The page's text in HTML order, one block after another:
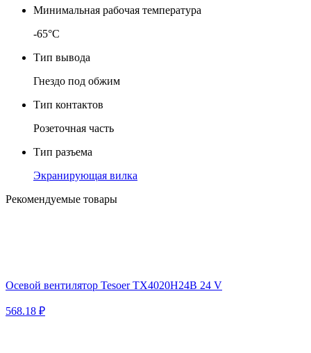
Минимальная рабочая температура
-65°C
Тип вывода
Гнездо под обжим
Тип контактов
Розеточная часть
Тип разъема
Экранирующая вилка
Рекомендуемые товары
Осевой вентилятор Tesoer TX4020H24B 24 V
568.18 ₽